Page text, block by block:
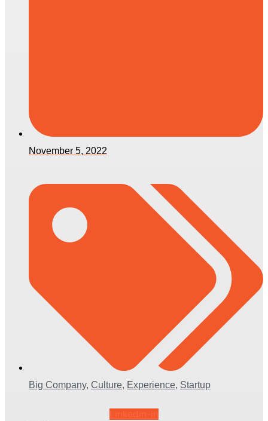
November 5, 2022
Big Company, Culture, Experience, Startup
Linkedin-in